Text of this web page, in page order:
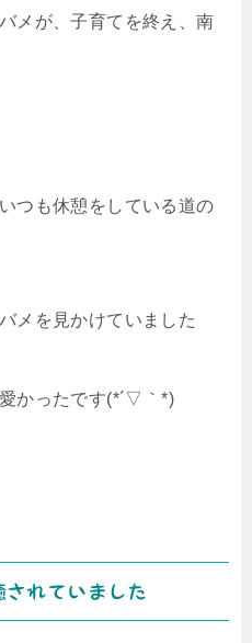
メが、子育てを終え、南
つも休憩をしている道の
メを見かけていました
かったです(*´▽｀*)
れていました